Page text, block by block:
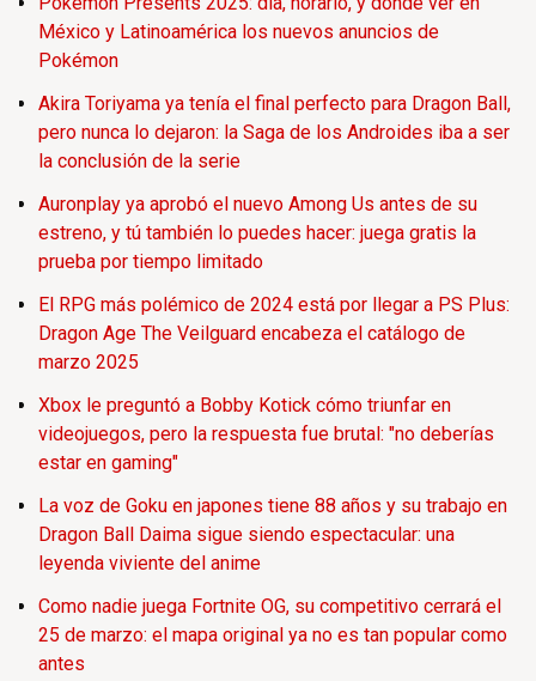
México y Latinoamérica los nuevos anuncios de
Pokémon
Akira Toriyama ya tenía el final perfecto para Dragon Ball,
pero nunca lo dejaron: la Saga de los Androides iba a ser
la conclusión de la serie
Auronplay ya aprobó el nuevo Among Us antes de su
estreno, y tú también lo puedes hacer: juega gratis la
prueba por tiempo limitado
El RPG más polémico de 2024 está por llegar a PS Plus:
Dragon Age The Veilguard encabeza el catálogo de
marzo 2025
Xbox le preguntó a Bobby Kotick cómo triunfar en
videojuegos, pero la respuesta fue brutal: "no deberías
estar en gaming"
La voz de Goku en japones tiene 88 años y su trabajo en
Dragon Ball Daima sigue siendo espectacular: una
leyenda viviente del anime
Como nadie juega Fortnite OG, su competitivo cerrará el
25 de marzo: el mapa original ya no es tan popular como
antes